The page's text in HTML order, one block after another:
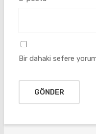
Bir dahaki sefere